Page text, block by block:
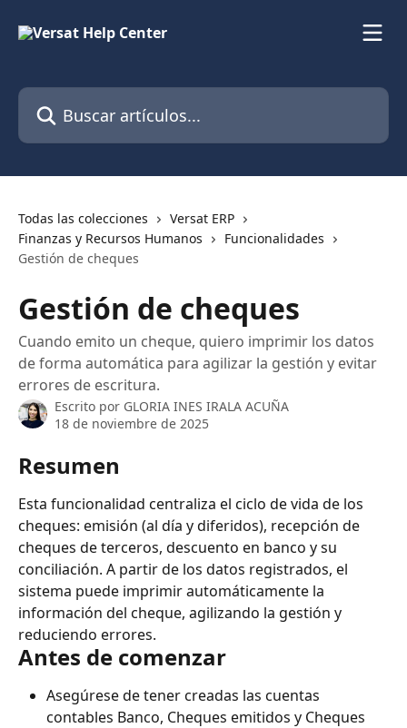
Buscar artículos...
Todas las colecciones
Versat ERP
Finanzas y Recursos Humanos
Funcionalidades
Gestión de cheques
Gestión de cheques
Cuando emito un cheque, quiero imprimir los datos
de forma automática para agilizar la gestión y evitar
errores de escritura.
Escrito por GLORIA INES IRALA ACUÑA
18 de noviembre de 2025
Resumen
Esta funcionalidad centraliza el ciclo de vida de los
cheques: emisión (al día y diferidos), recepción de
cheques de terceros, descuento en banco y su
conciliación. A partir de los datos registrados, el
sistema puede imprimir automáticamente la
información del cheque, agilizando la gestión y
reduciendo errores.
Antes de comenzar
Asegúrese de tener creadas las cuentas
contables Banco, Cheques emitidos y Cheques